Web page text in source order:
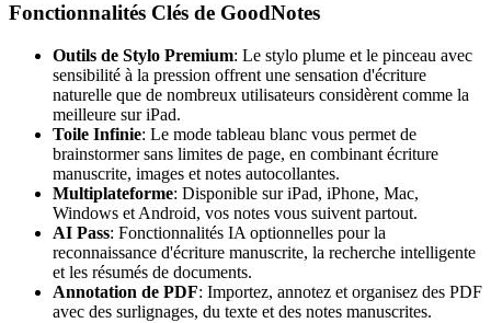
Fonctionnalités Clés de GoodNotes
Outils de Stylo Premium: Le stylo plume et le pinceau avec
sensibilité à la pression offrent une sensation d'écriture
naturelle que de nombreux utilisateurs considèrent comme la
meilleure sur iPad.
Toile Infinie: Le mode tableau blanc vous permet de
brainstormer sans limites de page, en combinant écriture
manuscrite, images et notes autocollantes.
Multiplateforme: Disponible sur iPad, iPhone, Mac,
Windows et Android, vos notes vous suivent partout.
AI Pass: Fonctionnalités IA optionnelles pour la
reconnaissance d'écriture manuscrite, la recherche intelligente
et les résumés de documents.
Annotation de PDF: Importez, annotez et organisez des PDF
avec des surlignages, du texte et des notes manuscrites.